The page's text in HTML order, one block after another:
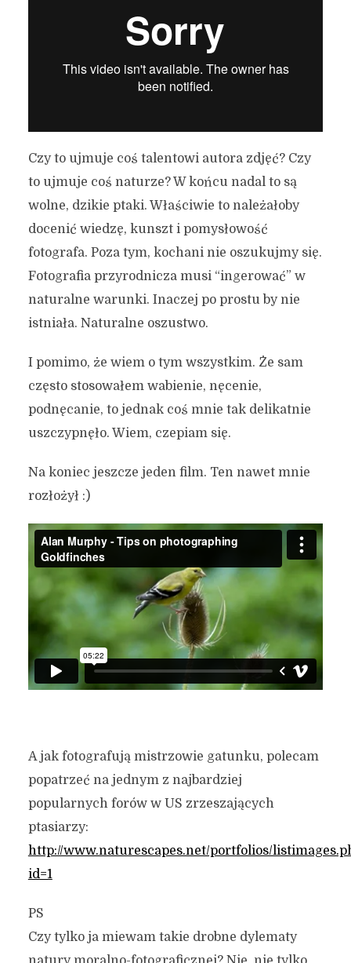
Czy to ujmuje coś talentowi autora zdjęć? Czy
to ujmuje coś naturze? W końcu nadal to są
wolne, dzikie ptaki. Właściwie to należałoby
docenić wiedzę, kunszt i pomysłowość
fotografa. Poza tym, kochani nie oszukujmy się.
Fotografia przyrodnicza musi “ingerować” w
naturalne warunki. Inaczej po prostu by nie
istniała. Naturalne oszustwo.
I pomimo, że wiem o tym wszystkim. Że sam
często stosowałem wabienie, nęcenie,
podnęcanie, to jednak coś mnie tak delikatnie
uszczypnęło. Wiem, czepiam się.
Na koniec jeszcze jeden film. Ten nawet mnie
rozłożył :)
A jak fotografują mistrzowie gatunku, polecam
popatrzeć na jednym z najbardziej
popularnych forów w US zrzeszających
ptasiarzy:
http://www.naturescapes.net/portfolios/
id=1
PS
Czy tylko ja miewam takie drobne dylematy